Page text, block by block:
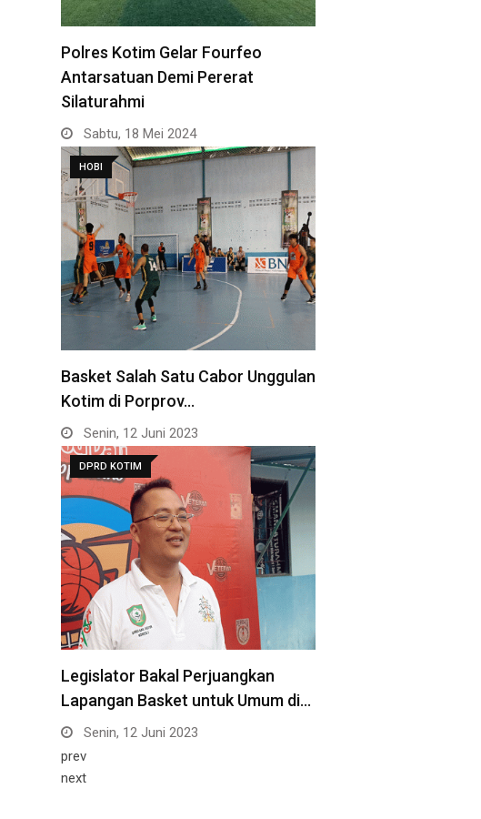
Polres Kotim Gelar Fourfeo
Antarsatuan Demi Pererat
Silaturahmi
Sabtu, 18 Mei 2024
HOBI
Basket Salah Satu Cabor Unggulan
Kotim di Porprov…
Senin, 12 Juni 2023
DPRD KOTIM
Legislator Bakal Perjuangkan
Lapangan Basket untuk Umum di…
Senin, 12 Juni 2023
prev
next